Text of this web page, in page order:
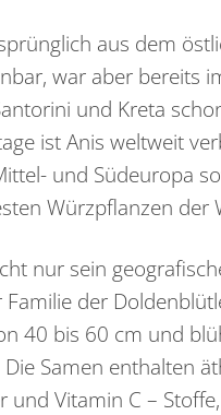
aus dem
war aber bereits
und Kreta
ist Anis weltweit
und Südeuropa
Würzpflanzen der
nur sein
Familie der
40 bis 60 cm und
Samen enthalten
und Vitamin C –